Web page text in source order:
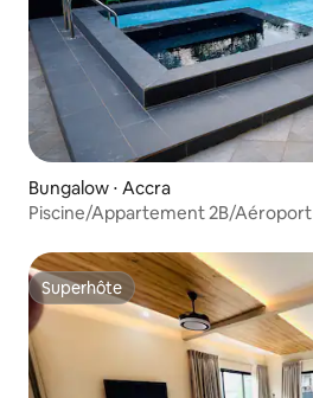
Bungalow ⋅ Accra
Piscine/Appartement 2B/Aéroport
Superhôte
Superhôte